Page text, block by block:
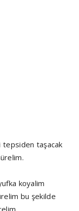
tepsiden taşacak
koyalim
bu şekilde